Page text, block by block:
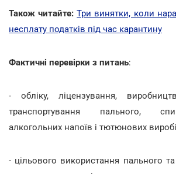
Також читайте: Три винятки, коли
несплату податків під час карантину
Фактичні перевірки з питань:
- обліку, ліцензування,
транспортування пального,
алкогольних напоїв і тютюнових
- цільового використання пального